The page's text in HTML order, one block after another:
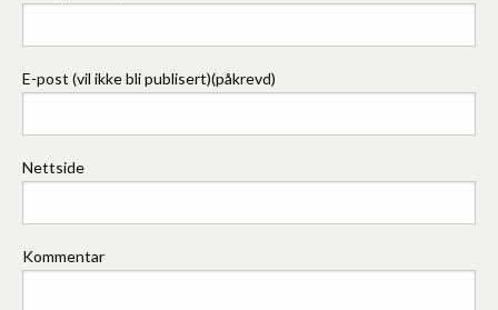
E-post (vil ikke bli publisert)(påkrevd)
Nettside
Kommentar